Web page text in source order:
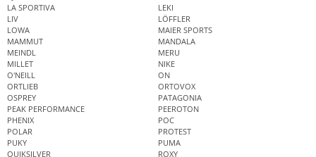
LA SPORTIVA
LEKI
LIV
LÖFFLER
LOWA
MAIER SPORTS
MAMMUT
MANDALA
MEINDL
MERU
MILLET
NIKE
O'NEILL
ON
ORTLIEB
ORTOVOX
OSPREY
PATAGONIA
PEAK PERFORMANCE
PEEROTON
PHENIX
POC
POLAR
PROTEST
PUKY
PUMA
QUIKSILVER
ROXY